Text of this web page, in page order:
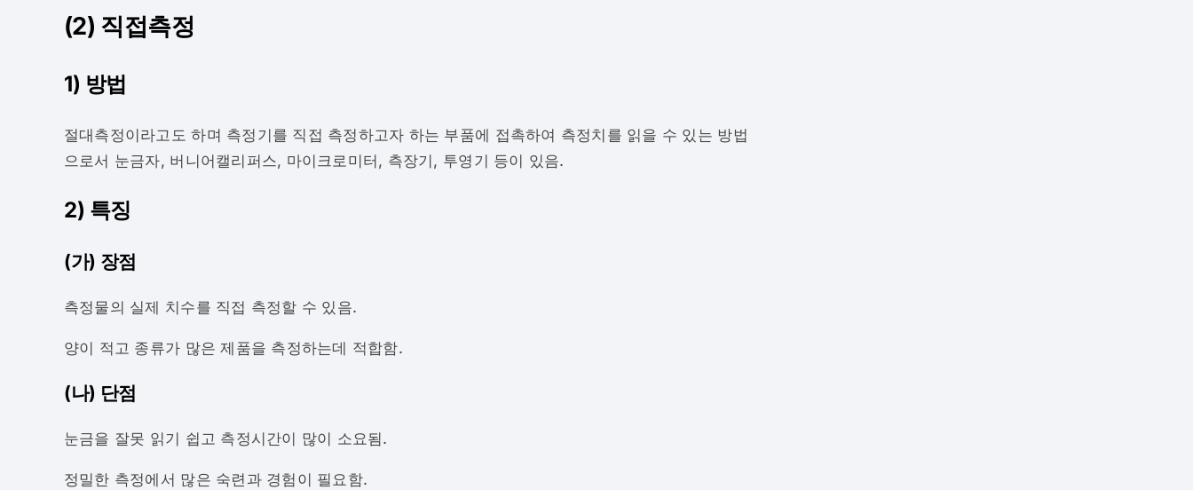
(2) 직접측정
1) 방법
절대측정이라고도 하며 측정기를 직접 측정하고자 하는 부품에 접촉하여 측정치를 읽을 수 있는 방법
으로서 눈금자, 버니어캘리퍼스, 마이크로미터, 측장기, 투영기 등이 있음.
2) 특징
(가) 장점
측정물의 실제 치수를 직접 측정할 수 있음.
양이 적고 종류가 많은 제품을 측정하는데 적합함.
(나) 단점
눈금을 잘못 읽기 쉽고 측정시간이 많이 소요됨.
정밀한 측정에서 많은 숙련과 경험이 필요함.